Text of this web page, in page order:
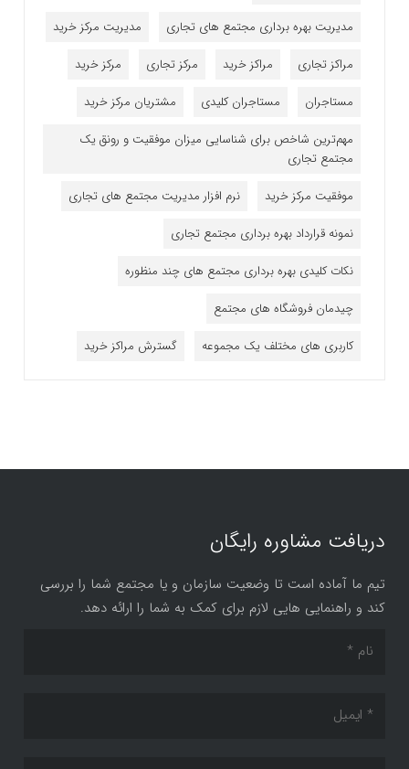
مدیریت بهره برداری مجتمع های تجاری
مدیریت مرکز خرید
مراکز تجاری
مراکز خرید مرکز تجاری
مرکز خرید
مستاجران
مستاجران کلیدی
مشتریان مرکز خرید
مهم‌ترین شاخص برای شناسایی میزان موفقیت و رونق یک
مجتمع تجاری
موفقیت مرکز خرید
نرم افزار مدیریت مجتمع های تجاری
نمونه قرارداد بهره برداری مجتمع تجاری
نکات کلیدی بهره برداری مجتمع های چند منظوره
چیدمان فروشگاه های مجتمع
کاربری های مختلف یک مجموعه
گسترش مراکز خرید
دریافت مشاوره رایگان
تیم ما آماده است تا وضعیت سازمان و یا مجتمع شما را بررسی
کند و راهنمایی هایی لازم برای کمک به شما را ارائه دهد.